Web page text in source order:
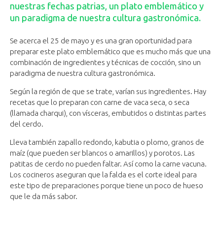
nuestras fechas patrias, un plato emblemático y
un paradigma de nuestra cultura gastronómica.
Se acerca el 25 de mayo y es una gran oportunidad para
preparar este plato emblemático que es mucho más que una
combinación de ingredientes y técnicas de cocción, sino un
paradigma de nuestra cultura gastronómica.
Según la región de que se trate, varían sus ingredientes. Hay
recetas que lo preparan con carne de vaca seca, o seca
(llamada charqui), con vísceras, embutidos o distintas partes
del cerdo.
Lleva también zapallo redondo, kabutia o plomo, granos de
maíz (que pueden ser blancos o amarillos) y porotos. Las
patitas de cerdo no pueden faltar. Así como la carne vacuna.
Los cocineros aseguran que la falda es el corte ideal para
este tipo de preparaciones porque tiene un poco de hueso
que le da más sabor.